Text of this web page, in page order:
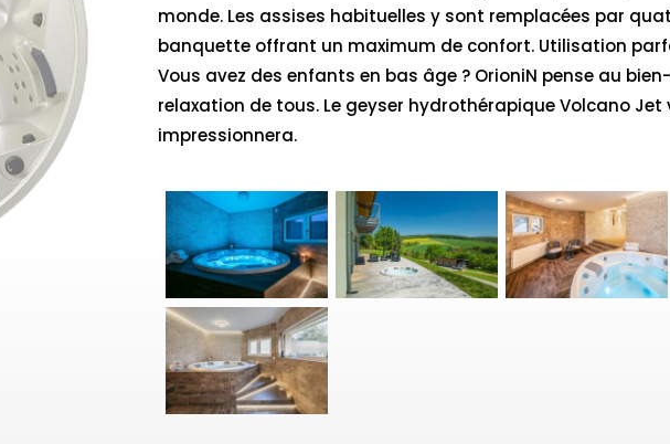
monde. Les assises habituelles y sont remplacées par
banquette offrant un maximum de confort. Utilisation
Vous avez des enfants en bas âge ? OrioniN pense au
relaxation de tous. Le geyser hydrothérapique Volcano Jet
impressionnera.